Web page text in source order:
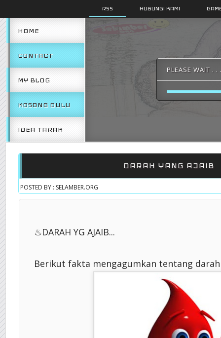
RSS HUBUNGI KAMI
HOME
CONTACT
MY BLOG
KOSONG DULU
IDEA TARAK
PLEASE WAIT . .
DARAH YANG AJAIB
POSTED BY : SELAMBER.ORG
♨DARAH YG AJAIB...
Berikut fakta mengagumkan tentang darah